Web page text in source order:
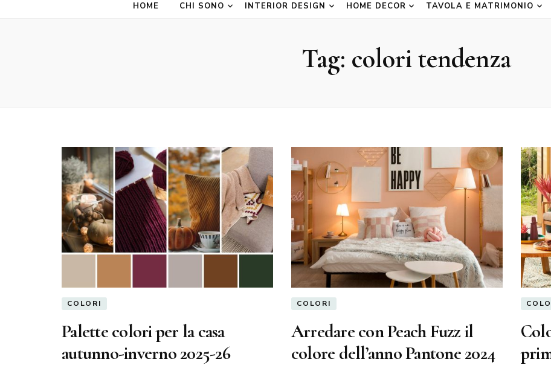
HOME CHI SONO INTERIOR DESIGN HOME DECOR TAVOLA E MATRIMONIO
Tag: colori tendenza
COLORI
Palette colori per la casa
autunno-inverno 2025-26
COLORI
Arredare con Peach Fuzz il
colore dell’anno Pantone 2024